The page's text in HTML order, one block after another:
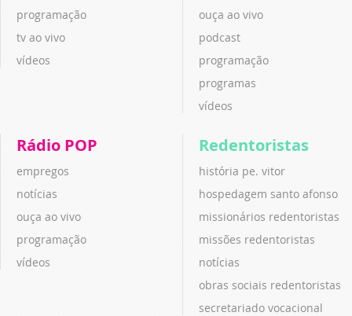
programação
tv ao vivo
vídeos
ouça ao vivo
podcast
programação
programas
vídeos
Rádio POP
empregos
notícias
ouça ao vivo
programação
vídeos
Redentoristas
história pe. vitor
hospedagem santo afonso
missionários redentoristas
missões redentoristas
notícias
obras sociais redentoristas
secretariado vocacional